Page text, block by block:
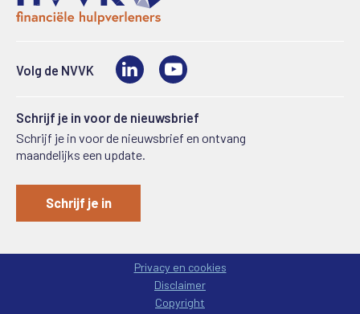
Volg de NVVK LinkedIn
Schrijf je in voor de nieuwsbrief
Schrijf je in voor de nieuwsbrief en ontvang
maandelijks een update.
Schrijf je in
Privacy en cookies
Disclaimer
Copyright